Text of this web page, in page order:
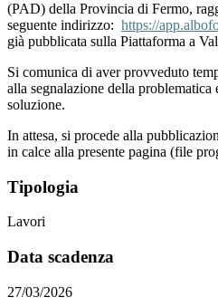
(PAD) della Provincia di Fermo,
seguente indirizzo: https://
già pubblicata sulla Piattaforma a
Si comunica di aver provveduto
alla segnalazione della problematica
soluzione.
In attesa, si procede alla
in calce alla presente pagina (file
Tipologia
Lavori
Data scadenza
27/03/2026